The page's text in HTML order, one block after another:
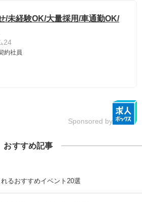
/未経験OK/大量採用/車通勤OK/
24
約社員
Sponsored by
おすすめ記事
るおすすめイベント20選